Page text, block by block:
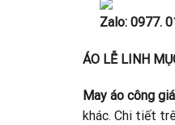
Zalo: 0977.
ÁO LỄ LINH
May áo công
khác. Chi tiết